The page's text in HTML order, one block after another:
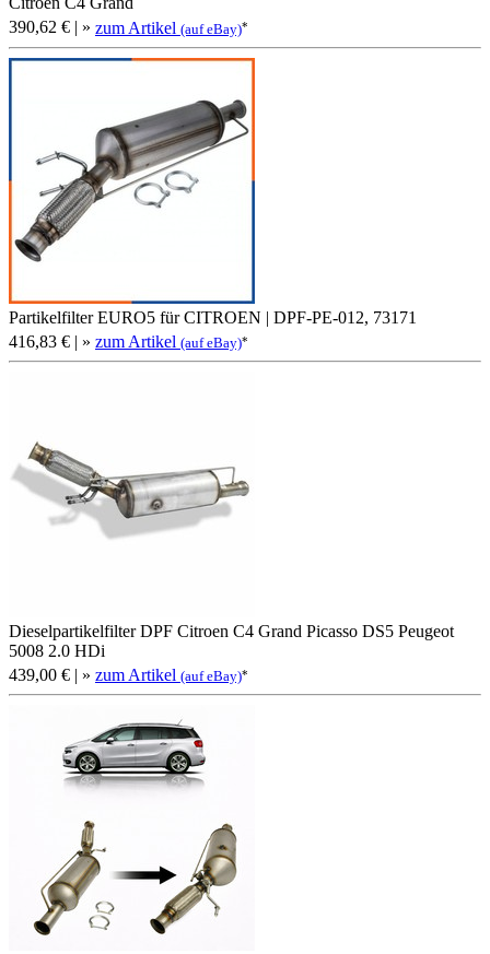
390,62 € | » zum Artikel (auf eBay)*
Partikelfilter EURO5 für CITROEN | DPF-PE-012, 73171
416,83 € | » zum Artikel (auf eBay)*
Dieselpartikelfilter DPF Citroen C4 Grand Picasso DS5 Peugeot
5008 2.0 HDi
439,00 € | » zum Artikel (auf eBay)*